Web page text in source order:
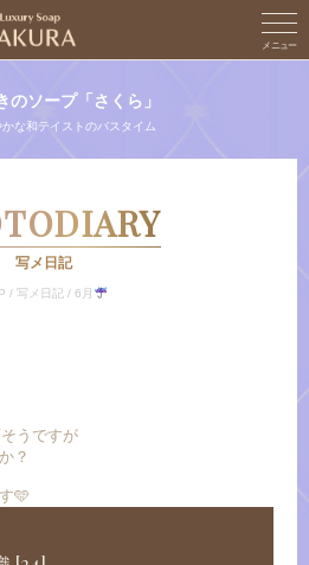
のソープ「さくら」
な和テイストのバスタイム
写メ日記
/ 写メ日記 / 6月
うですが
？
🩵